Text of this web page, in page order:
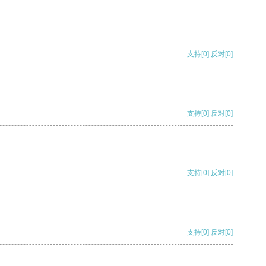
支持[0] 反对[0]
支持[0] 反对[0]
支持[0] 反对[0]
支持[0] 反对[0]